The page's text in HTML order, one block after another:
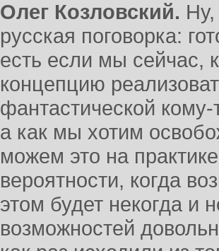
Олег Козловский. Ну,
русская поговорка:
есть если мы сейчас,
концепцию
фантастической
а как мы хотим
можем это на
вероятности, когда
этом будет некогда и
возможностей